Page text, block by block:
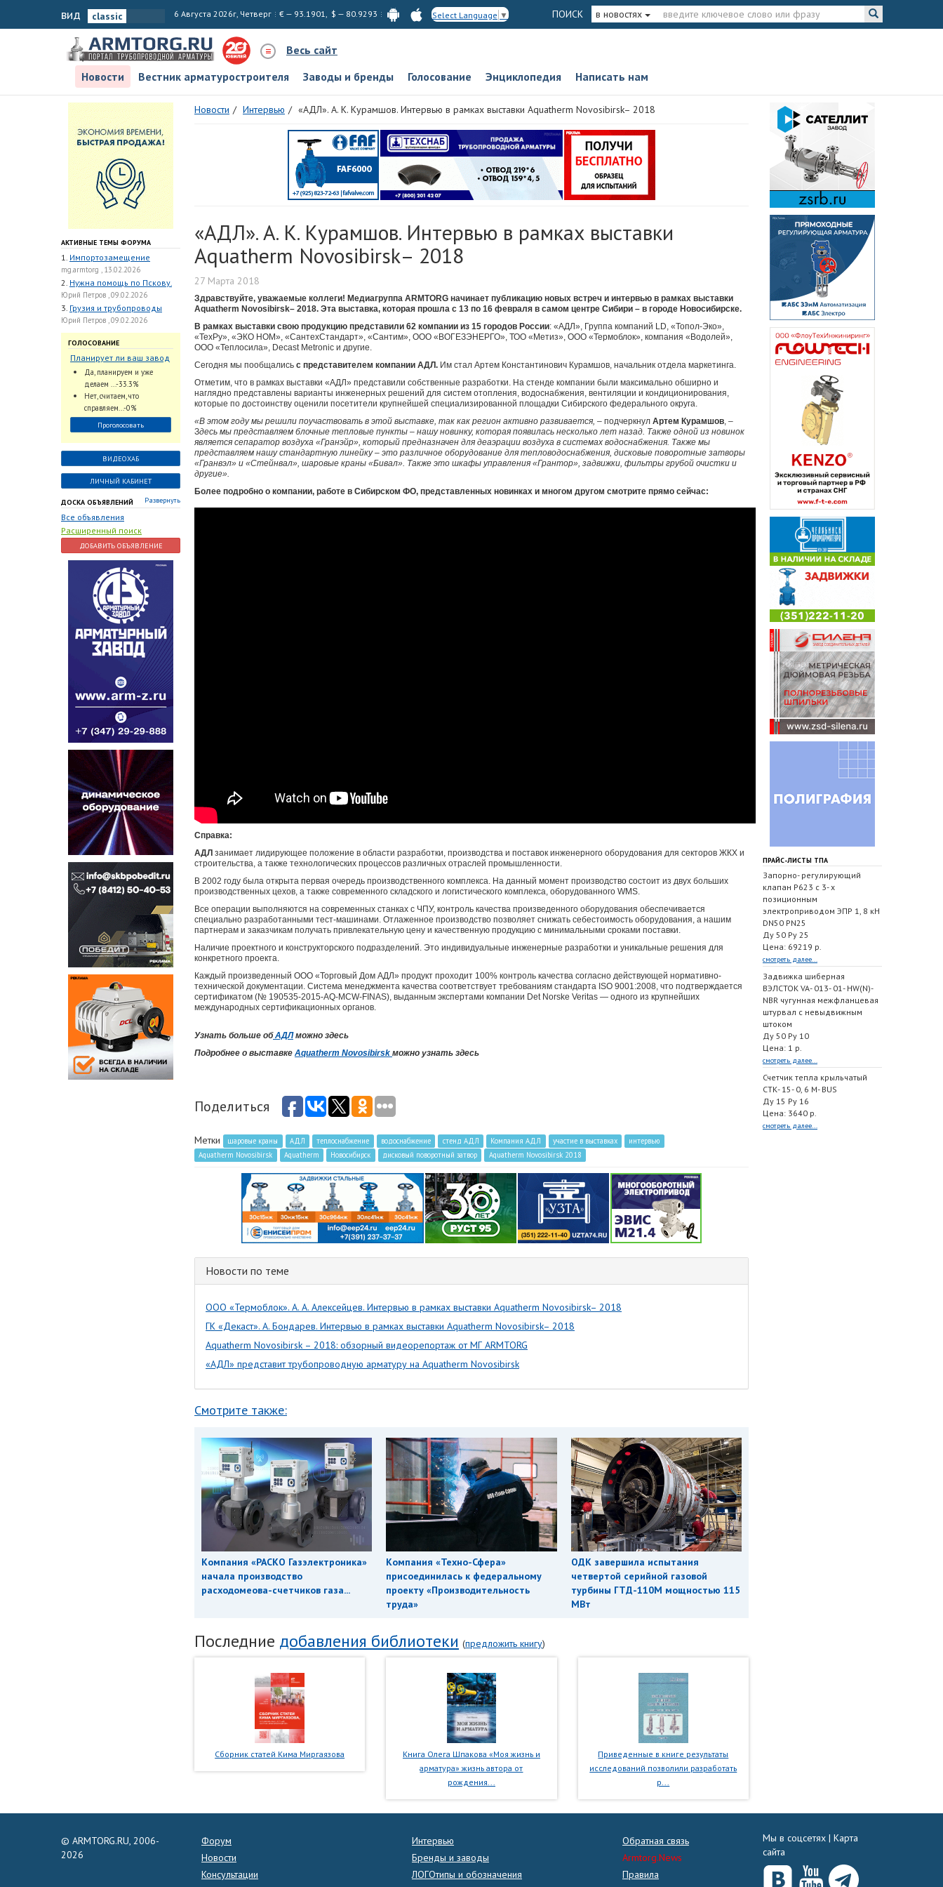
вид 6 Августа 2026г, Четверг € — 93.1901, $ — 80.9293 Select Language ▼ ПОИСК в новостях
Весь сайт
Новости
Вестник арматуростроителя Заводы и бренды Голосование Энциклопедия Написать нам
АКТИВНЫЕ ТЕМЫ ФОРУМА
1. Импортозамещение
mg.armtorg , 13.02.2026
2. Нужна помощь по Пскову.
Юрий Петров , 09.02.2026
3. Грузия и трубопроводы
Юрий Петров , 09.02.2026
ГОЛОСОВАНИЕ
Планирует ли ваш завод
использовать
промышленный
интеллект и цифровые
заказы для ускорения
обработки заказов и
оперативной отгрузки
продукции конечному
потребителю?
Да, планируем и уже
делаем ...-33.3%
Нет, считаем, что
справляем...-0%
Проголосовать
ВИДЕОХАБ
ЛИЧНЫЙ КАБИНЕТ
ДОСКА ОБЪЯВЛЕНИЙ Развернуть
Все объявления
Расширенный поиск
ДОБАВИТЬ ОБЪЯВЛЕНИЕ
Новости Интервью «АДЛ». А. К. Курамшов. Интервью в рамках выставки Aquatherm Novosibirsk– 2018
«АДЛ». А. К. Курамшов. Интервью в рамках выставки
Aquatherm Novosibirsk– 2018
27 Марта 2018
Здравствуйте, уважаемые коллеги! Медиагруппа ARMTORG начинает публикацию новых встреч и интервью в рамках выставки
Aquatherm Novosibirsk– 2018. Эта выставка, которая прошла с 13 по 16 февраля в самом центре Сибири – в городе Новосибирске.
В рамках выставки свою продукцию представили 62 компании из 15 городов России: «АДЛ», Группа компаний LD, «Топол-Эко»,
«ТехРу», «ЭКО НОМ», «СантехСтандарт», «Сантим», ООО «ВОГЕЗЭНЕРГО», ТОО «Метиз», ООО «Термоблок», компания «Водолей»,
ООО «Теплосила», Decast Metronic и другие.
Сегодня мы пообщались с представителем компании АДЛ. Им стал Артем Константинович Курамшов, начальник отдела маркетинга.
Отметим, что в рамках выставки «АДЛ» представили собственные разработки. На стенде компании были максимально обширно и
наглядно представлены варианты инженерных решений для систем отопления, водоснабжения, вентиляции и кондиционирования,
которые по достоинству оценили посетители крупнейшей специализированной площадки Сибирского федерального округа.
«В этом году мы решили поучаствовать в этой выставке, так как регион активно развивается, – подчеркнул Артем Курамшов, –
Здесь мы представляем блочные тепловые пункты – нашу новинку, которая появилась несколько лет назад. Также одной из новинок
является сепаратор воздуха «Гранэйр», который предназначен для деаэрации воздуха в системах водоснабжения. Также мы
представляем нашу стандартную линейку – это различное оборудование для тепловодоснабжения, дисковые поворотные затворы
«Гранвэл» и «Стейнвал», шаровые краны «Бивал». Также это шкафы управления «Грантор», задвижки, фильтры грубой очистки и
другие».
Более подробно о компании, работе в Сибирском ФО, представленных новинках и многом другом смотрите прямо сейчас:
Справка:
АДЛ занимает лидирующее положение в области разработки, производства и поставок инженерного оборудования для секторов ЖКХ и
строительства, а также технологических процессов различных отраслей промышленности.
В 2002 году была открыта первая очередь производственного комплекса. На данный момент производство состоит из двух больших
производственных цехов, а также современного складского и логистического комплекса, оборудованного WMS.
Все операции выполняются на современных станках с ЧПУ, контроль качества произведенного оборудования обеспечивается
специально разработанными тест-машинами. Отлаженное производство позволяет снижать себестоимость оборудования, а нашим
партнерам и заказчикам получать привлекательную цену и качественную продукцию с минимальными сроками поставки.
Наличие проектного и конструкторского подразделений. Это индивидуальные инженерные разработки и уникальные решения для
конкретного проекта.
Каждый произведенный ООО «Торговый Дом АДЛ» продукт проходит 100% контроль качества согласно действующей нормативно-
технической документации. Система менеджмента качества соответствует требованиям стандарта ISO 9001:2008, что подтверждается
сертификатом (№ 190535-2015-AQ-MCW-FINAS), выданным экспертами компании Det Norske Veritas — одного из крупнейших
международных сертификационных органов.
Узнать больше об АДЛможно здесь
Подробнее о выставке Aquatherm Novosibirsk можно узнать здесь
Поделиться
Метки шаровые краны АДЛ теплоснабжение водоснабжение cтенд АДЛ Компания АДЛ участие в выставках
интервью
Aquatherm Novosibirsk
Aquatherm Новосибирск дисковый поворотный затвор Aquatherm Novosibirsk 2018
Новости по теме
ООО «Термоблок». А. А. Алексейцев. Интервью в рамках выставки Aquatherm Novosibirsk– 2018
ГК «Декаст». А. Бондарев. Интервью в рамках выставки Aquatherm Novosibirsk– 2018
Aquatherm Novosibirsk – 2018: обзорный видеорепортаж от МГ ARMTORG
«АДЛ» представит трубопроводную арматуру на Aquatherm Novosibirsk
Смотрите также:
Компания «РАСКО Газэлектроника»
начала производство
расходомеова-счетчиков газа...
Компания «Техно-Сфера»
присоединилась к федеральному
проекту «Производительность
труда»
ОДК завершила испытания
четвертой серийной газовой
турбины ГТД-110М мощностью 115
МВт
Последние добавления библиотеки (предложить книгу)
Сборник статей Кима Миргаязова
Книга Олега Шпакова «Моя жизнь и
арматура» жизнь автора от
рождения...
Приведенные в книге результаты
исследований позволили разработать
р...
ПРАЙС-ЛИСТЫ ТПА
Запорно- регулирующий
клапан Р623 с 3- х
позиционным
электроприводом ЭПР 1, 8 кН
DN50 PN25
Ду 50 Ру 25
Цена: 69219 р.
смотреть далее...
Задвижка шиберная
ВЭЛСТОК VA- 013- 01- HW(N)-
NBR чугунная межфланцевая
штурвал с невыдвижным
штоком
Ду 50 Ру 10
Цена: 1 р.
смотреть далее...
Счетчик тепла крыльчатый
СТК- 15- 0, 6 M- BUS
Ду 15 Ру 16
Цена: 3640 р.
смотреть далее...
© ARMTORG.RU, 2006-
2026
Форум
Новости
Консультации
Интервью
Бренды и заводы
ЛОГОтипы и обозначения
Обратная связь
Armtorg.News
Правила
Мы в соцсетях | Карта
сайта